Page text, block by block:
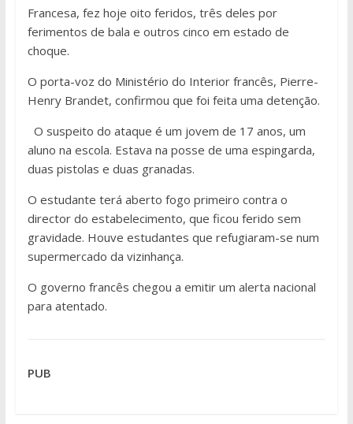
Francesa, fez hoje oito feridos, três deles por
ferimentos de bala e outros cinco em estado de
choque.
O porta-voz do Ministério do Interior francês, Pierre-
Henry Brandet, confirmou que foi feita uma detenção.
O suspeito do ataque é um jovem de 17 anos, um
aluno na escola. Estava na posse de uma espingarda,
duas pistolas e duas granadas.
O estudante terá aberto fogo primeiro contra o
director do estabelecimento, que ficou ferido sem
gravidade. Houve estudantes que refugiaram-se num
supermercado da vizinhança.
O governo francês chegou a emitir um alerta nacional
para atentado.
PUB